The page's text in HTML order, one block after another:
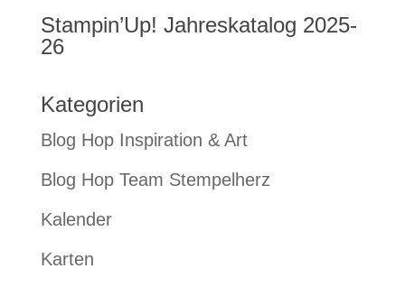
Stampin’Up! Jahreskatalog 2025-
26
Kategorien
Blog Hop Inspiration & Art
Blog Hop Team Stempelherz
Kalender
Karten